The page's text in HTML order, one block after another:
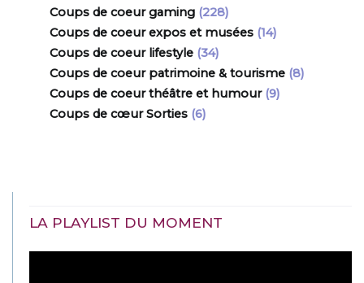
Coups de coeur gaming (228)
Coups de coeur expos et musées (14)
Coups de coeur lifestyle (34)
Coups de coeur patrimoine & tourisme (8)
Coups de coeur théâtre et humour(9)
Coups de cœur Sorties (6)
LA PLAYLIST DU MOMENT